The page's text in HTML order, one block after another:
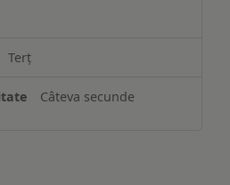
Terț
Câteva secunde